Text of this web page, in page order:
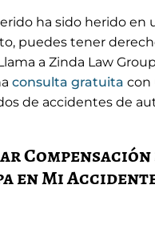
ha sido herido en
puedes tener
a Zinda Law
consulta gratuita con
de accidentes de
en Mi